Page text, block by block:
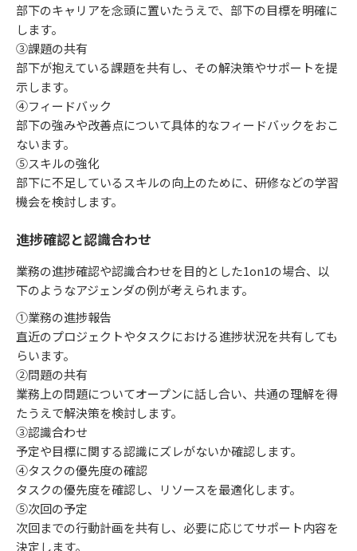
部下のキャリアを念頭に置いたうえで、部下の目標を明確に
します。
③課題の共有
部下が抱えている課題を共有し、その解決策やサポートを提
示します。
④フィードバック
部下の強みや改善点について具体的なフィードバックをおこ
ないます。
⑤スキルの強化
部下に不足しているスキルの向上のために、研修などの学習
機会を検討します。
進捗確認と認識合わせ
業務の進捗確認や認識合わせを目的とした1on1の場合、以
下のようなアジェンダの例が考えられます。
①業務の進捗報告
直近のプロジェクトやタスクにおける進捗状況を共有しても
らいます。
②問題の共有
業務上の問題についてオープンに話し合い、共通の理解を得
たうえで解決策を検討します。
③認識合わせ
予定や目標に関する認識にズレがないか確認します。
④タスクの優先度の確認
タスクの優先度を確認し、リソースを最適化します。
⑤次回の予定
次回までの行動計画を共有し、必要に応じてサポート内容を
決定します。